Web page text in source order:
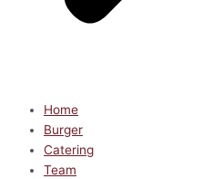
Home
Burger
Catering
Team